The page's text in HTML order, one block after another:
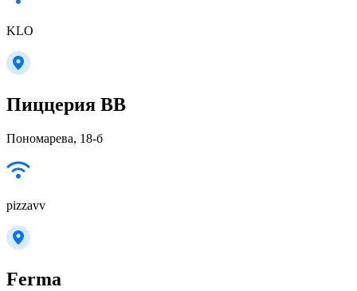
KLO
Пиццерия ВВ
Пономарева, 18-б
pizzavv
Ferma